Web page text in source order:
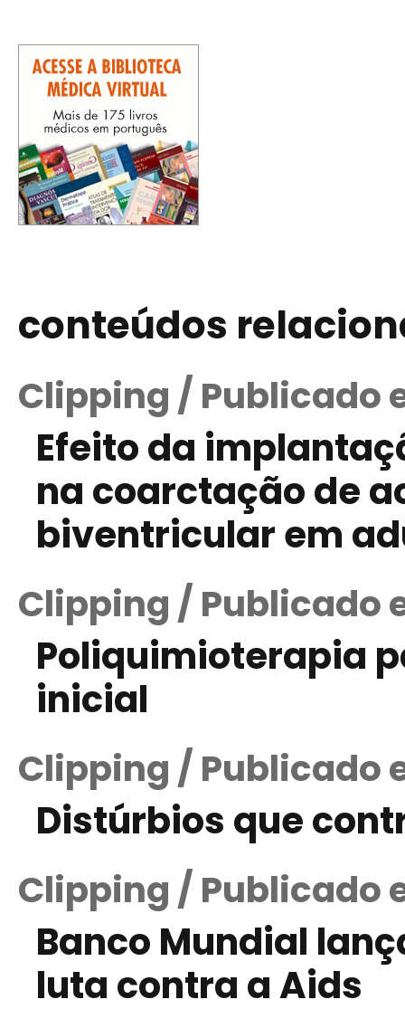
conteúdos
Clipping / Publicado
Efeito da
na coarctação de
biventricular em
Clipping / Publicado
Poliquimioterapia
inicial
Clipping / Publicado
Distúrbios que
Clipping / Publicado
Banco Mundial
luta contra a Aids